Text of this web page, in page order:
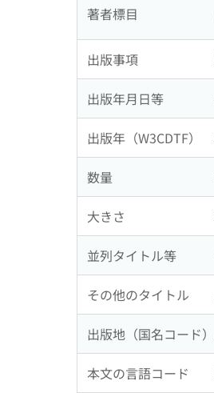
著者標目
出版事項
出版年月日等
出版年（W3CDTF）
数量
大きさ
並列タイトル等
その他のタイトル
出版地（国名コード）
本文の言語コード